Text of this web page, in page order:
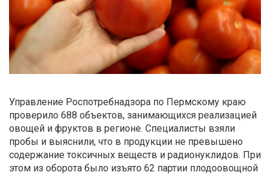
Управление Роспотребнадзора по Пермскому краю
проверило 688 объектов, занимающихся реализацией
овощей и фруктов в регионе. Специалисты взяли
пробы и выяснили, что в продукции не превышено
содержание токсичных веществ и радионуклидов. При
этом из оборота было изъято 62 партии плодоовощной